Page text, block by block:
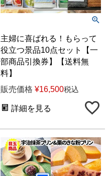
主婦に喜ばれる！もらって
役立つ景品10点セット【一
部商品引換券】【送料無
料】
販売価格 ¥16,500税込
詳細を見る